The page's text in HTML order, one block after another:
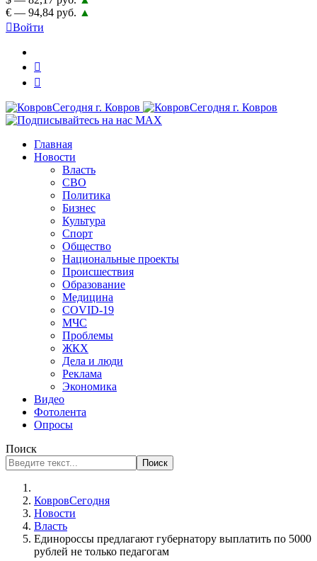
€ — 94,84 руб. ▲
Войти
Главная
Новости
Власть
СВО
Политика
Бизнес
Культура
Спорт
Общество
Национальные проекты
Происшествия
Образование
Медицина
COVID-19
МЧС
Проблемы
ЖКХ
Дела и люди
Реклама
Экономика
Видео
Фотолента
Опросы
Поиск
Поиск
КовровСегодня
Новости
Власть
Единороссы предлагают губернатору выплатить по 5000
рублей не только педагогам